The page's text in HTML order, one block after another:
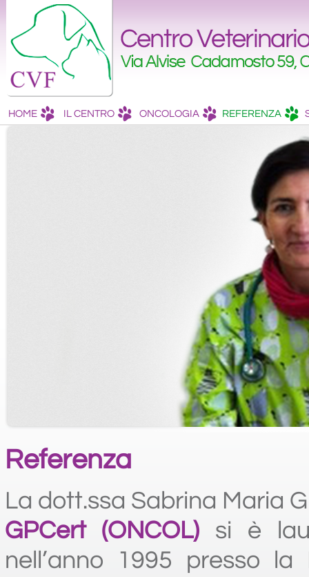
HOME IL CENTRO ONCOLOGIA REFERENZA
Referenza
La dott.ssa Sabrina Maria
GPCert (ONCOL) si è
nell’anno 1995 presso